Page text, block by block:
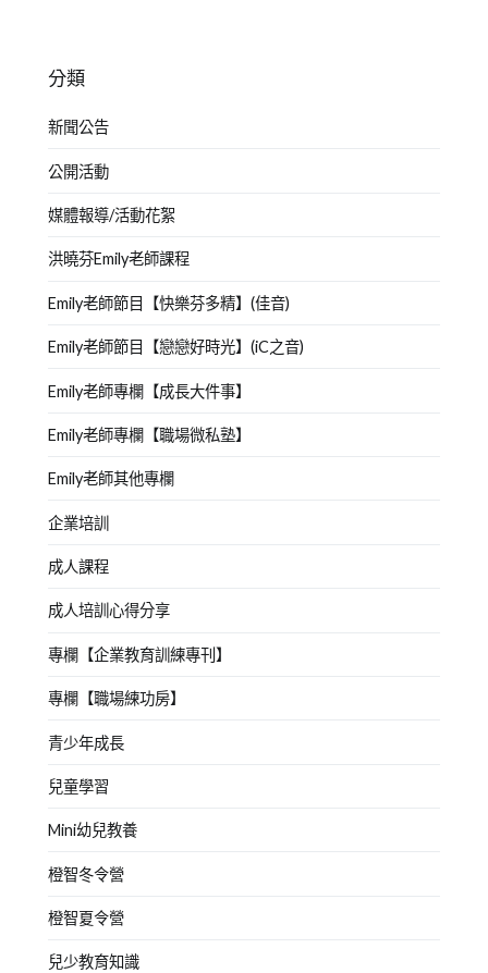
分類
新聞公告
公開活動
媒體報導/活動花絮
洪曉芬Emily老師課程
Emily老師節目【快樂芬多精】(佳音)
Emily老師節目【戀戀好時光】(iC之音)
Emily老師專欄【成長大件事】
Emily老師專欄【職場微私塾】
Emily老師其他專欄
企業培訓
成人課程
成人培訓心得分享
專欄【企業教育訓練專刊】
專欄【職場練功房】
青少年成長
兒童學習
Mini幼兒教養
橙智冬令營
橙智夏令營
兒少教育知識